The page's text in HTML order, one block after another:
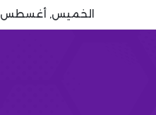
الخميس, أغسطس 6 2026